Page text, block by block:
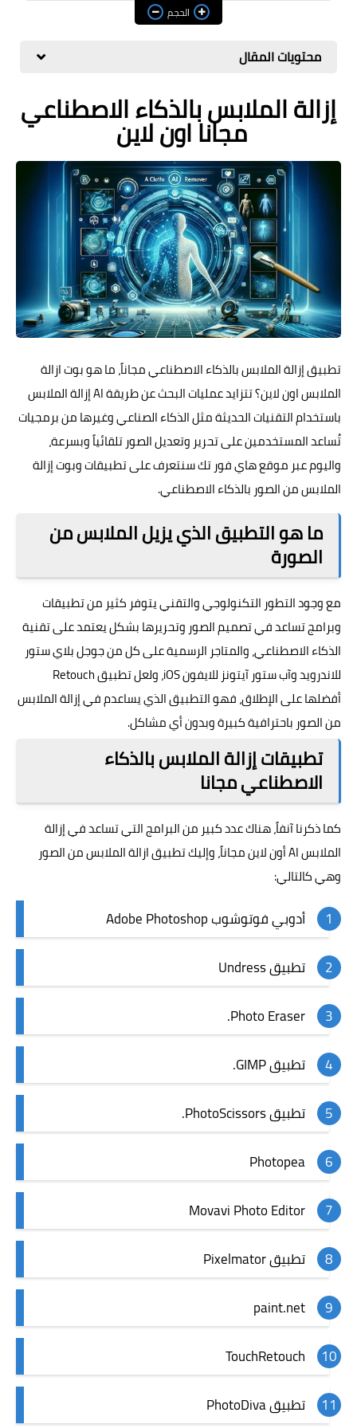
الربح من الانترنت
ذكاء اصطناعي
الحجم
محتويات المقال
إزالة الملابس بالذكاء الاصطناعي
مجانا اون لاين
تطبيق إزالة الملابسبالذكاء الاصطناعيمجاناً، ما هو بوت ازالة
الملابس اون لاين؟ تتزايد عمليات البحث عن طريقة AI إزالة الملابس
باستخدام التقنيات الحديثة مثل الذكاء الصناعي وغيرها من برمجيات
تُساعد المستخدمين على تحرير وتعديل الصور تلقائياً وبسرعة،
واليوم عبر موقع هاي فور تك سنتعرف على تطبيقات وبوت إزالة
الملابس من الصور بالذكاء الاصطناعي.
ما هو التطبيق الذي يزيل الملابس من
الصورة
مع وجود التطور التكنولوجي والتقني يتوفر كثير من تطبيقات
وبرامج تساعد في تصميم الصور وتحريرها بشكل يعتمد على تقنية
الذكاء الاصطناعي، والمتاجر الرسمية على كل من جوجل بلاي ستور
للاندرويد وآب ستور آيتونز للايفون iOS، ولعل تطبيق Retouch
أفضلها على الإطلاق، فهو التطبيق الذي يساعدم في إزالة الملابس
من الصور باحترافية كبيرة وبدون أي مشاكل.
تطبيقات إزالة الملابس بالذكاء
الاصطناعي مجانا
كما ذكرنا آنفاً، هناك عدد كبير من البرامج التي تساعد في إزالة
الملابسAIأون لاين مجاناً، وإليك تطبيق ازالة الملابس من الصور
وهي كالتالي:
أدوبي فوتوشوب Adobe Photoshop
تطبيق Undress
Photo Eraser.
تطبيق GIMP.
تطبيق PhotoScissors.
Photopea
Movavi Photo Editor
تطبيق Pixelmator
paint.net
TouchRetouch
تطبيق PhotoDiva